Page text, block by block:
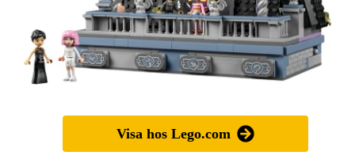
Visa hos Lego.com